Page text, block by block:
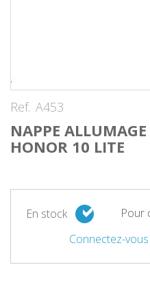
Ref. A453
NAPPE
HONOR 10 LITE
En stock
Pour
Connectez-vous